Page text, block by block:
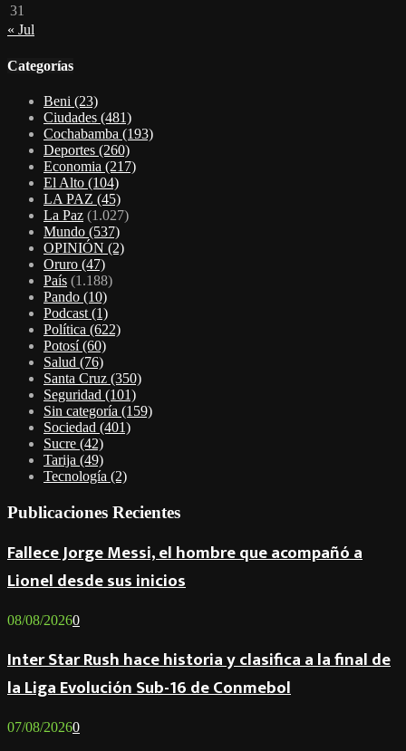
31
« Jul
Categorías
Beni (23)
Ciudades (481)
Cochabamba (193)
Deportes (260)
Economia (217)
El Alto (104)
LA PAZ (45)
La Paz (1.027)
Mundo (537)
OPINIÓN (2)
Oruro (47)
País (1.188)
Pando (10)
Podcast (1)
Política (622)
Potosí(60)
Salud (76)
Santa Cruz (350)
Seguridad (101)
Sin categoría (159)
Sociedad (401)
Sucre (42)
Tarija (49)
Tecnología (2)
Publicaciones Recientes
Fallece Jorge Messi, el hombre que acompañó a
Lionel desde sus inicios
08/08/20260
Inter Star Rush hace historia y clasifica a la final de
la Liga Evolución Sub-16 de Conmebol
07/08/20260